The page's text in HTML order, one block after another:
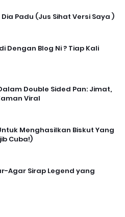
Padu (Jus Sihat Versi Saya )
Dengan Blog Ni ? Tiap Kali
Double Sided Pan: Jimat,
Viral
Menghasilkan Biskut Yang
Cuba!)
Agar Sirap Legend yang